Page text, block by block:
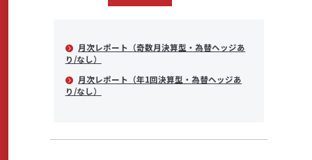
月次レポート（奇数月決算型・為替ヘッジあ
り/なし）
月次レポート（年1回決算型・為替ヘッジあ
り/なし）